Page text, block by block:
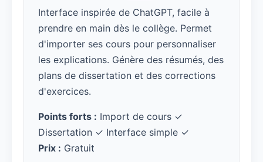
Interface inspirée de ChatGPT, facile à
prendre en main dès le collège. Permet
d'importer ses cours pour personnaliser
les explications. Génère des résumés, des
plans de dissertation et des corrections
d'exercices.
Points forts : Import de cours ✓
Dissertation ✓ Interface simple ✓
Prix : Gratuit